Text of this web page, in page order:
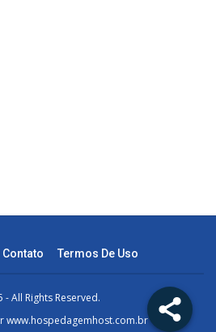
Contato Termos De Uso
- All Rights Reserved.
www.hospedagemhost.com.br